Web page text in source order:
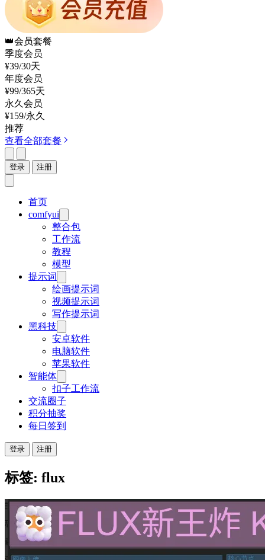
👑会员套餐
季度会员
¥39/30天
年度会员
¥99/365天
永久会员
¥159/永久
推荐
查看全部套餐
登录 注册
首页
comfyui
整合包
工作流
教程
模型
提示词
绘画提示词
视频提示词
写作提示词
黑科技
安卓软件
电脑软件
苹果软件
智能体
扣子工作流
交流圈子
积分抽奖
每日签到
登录 注册
标签: flux